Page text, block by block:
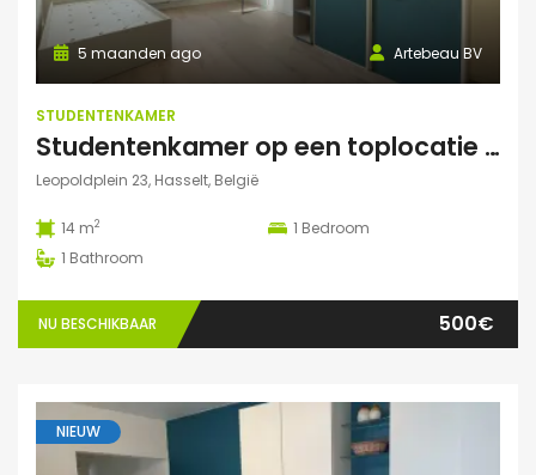
Artebeau BV
5 maanden ago
STUDENTENKAMER
Studentenkamer op een toplocatie te Hasselt
Leopoldplein 23, Hasselt, België
14 m2 1 Bedroom
1 Bathroom
NU BESCHIKBAAR 500€
NIEUW